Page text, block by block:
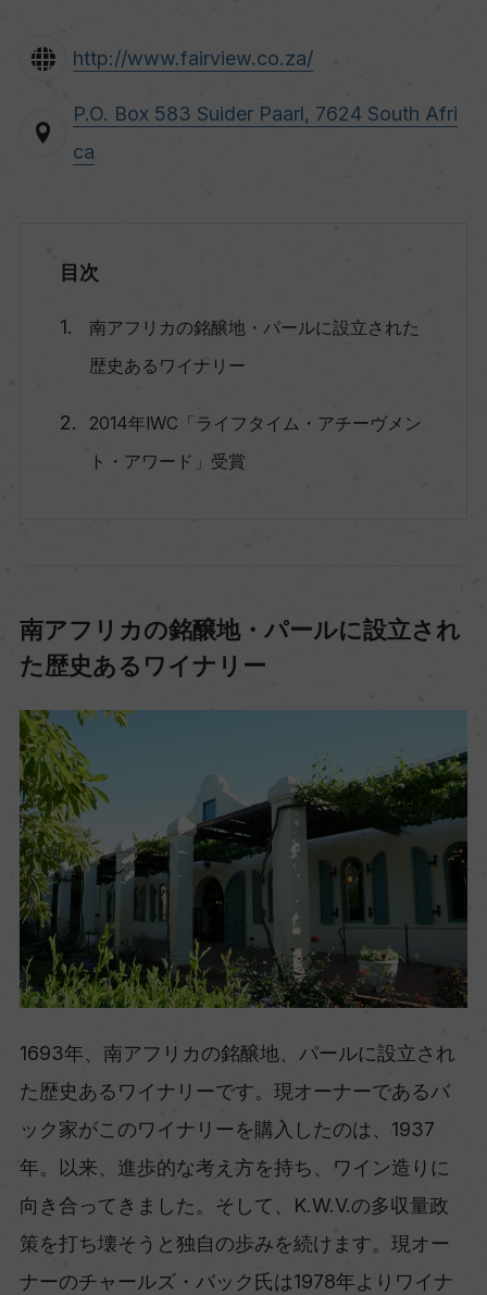
http://www.fairview.co.za/
P.O. Box 583 Suider Paarl, 7624 South Afri
ca
目次
南アフリカの銘醸地・パールに設立された
歴史あるワイナリー
2014年IWC「ライフタイム・アチーヴメン
ト・アワード」受賞
南アフリカの銘醸地・パールに設立され
た歴史あるワイナリー
1693年、南アフリカの銘醸地、パールに設立され
た歴史あるワイナリーです。現オーナーであるバ
ック家がこのワイナリーを購入したのは、1937
年。以来、進歩的な考え方を持ち、ワイン造りに
向き合ってきました。そして、K.W.V.の多収量政
策を打ち壊そうと独自の歩みを続けます。現オー
ナーのチャールズ・バック氏は1978年よりワイナ